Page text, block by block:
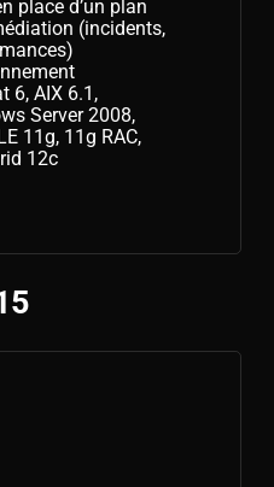
place d’un plan
(incidents,
6, AIX 6.1,
Server 2008,
11g, 11g RAC,
12c